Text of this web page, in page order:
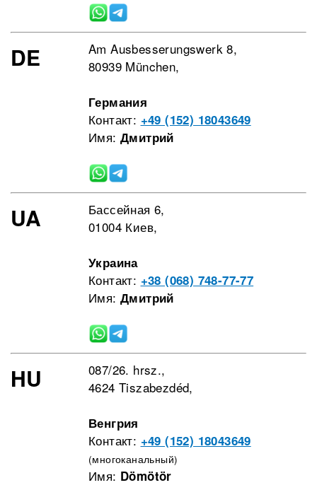
DE
Am Ausbesserungswerk 8,
80939 München,
Германия
Контакт: +49 (152) 18043649
Имя: Дмитрий
UA
Бассейная 6,
01004 Киев,
Украина
Контакт: +38 (068) 748-77-77
Имя: Дмитрий
HU
087/26. hrsz.,
4624 Tiszabezdéd,
Венгрия
Контакт: +49 (152) 18043649
(многоканальный)
Имя: Dömötör